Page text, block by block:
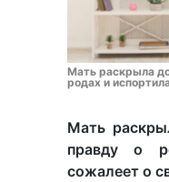
Мать раскрыла
родах и
Мать
правду о
сожалеет о